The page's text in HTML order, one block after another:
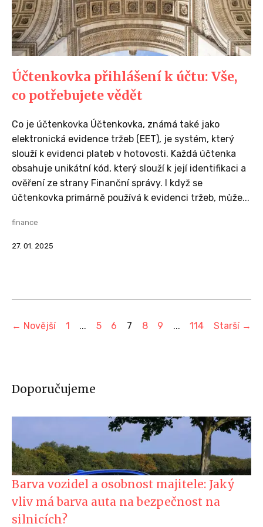
Účtenkovka přihlášení k účtu: Vše,
co potřebujete vědět
Co je účtenkovka Účtenkovka, známá také jako
elektronická evidence tržeb (EET), je systém, který
slouží k evidenci plateb v hotovosti. Každá účtenka
obsahuje unikátní kód, který slouží k její identifikaci a
ověření ze strany Finanční správy. I když se
účtenkovka primárně používá k evidenci tržeb, může...
finance
27. 01. 2025
← Novější 1 ... 5 6 7 8 9 ... 114 Starší →
Doporučujeme
Barva vozidel a osobnost majitele: Jaký
vliv má barva auta na bezpečnost na
silnicích?